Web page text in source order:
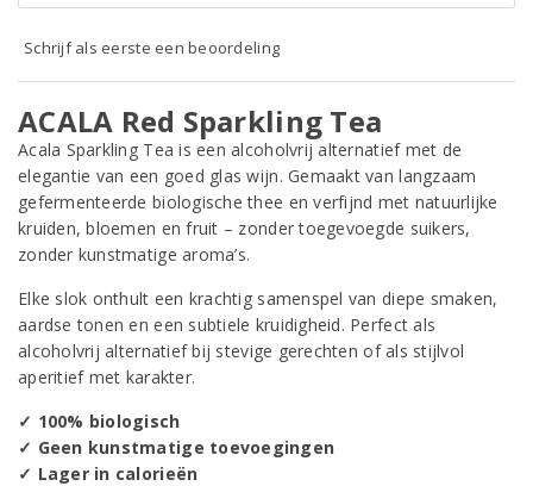
Schrijf als eerste een beoordeling
ACALA Red Sparkling Tea
Acala Sparkling Tea is een alcoholvrij alternatief met de
elegantie van een goed glas wijn. Gemaakt van langzaam
gefermenteerde biologische thee en verfijnd met natuurlijke
kruiden, bloemen en fruit – zonder toegevoegde suikers,
zonder kunstmatige aroma’s.
Elke slok onthult een krachtig samenspel van diepe smaken,
aardse tonen en een subtiele kruidigheid. Perfect als
alcoholvrij alternatief bij stevige gerechten of als stijlvol
aperitief met karakter.
✓ 100% biologisch
✓ Geen kunstmatige toevoegingen
✓ Lager in calorieën